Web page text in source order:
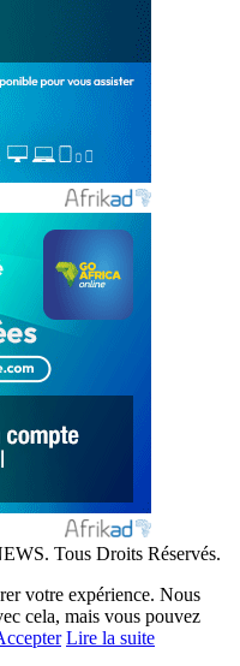
Tous Droits Réservés.
votre expérience. Nous
cela, mais vous pouvez
Lire la suite